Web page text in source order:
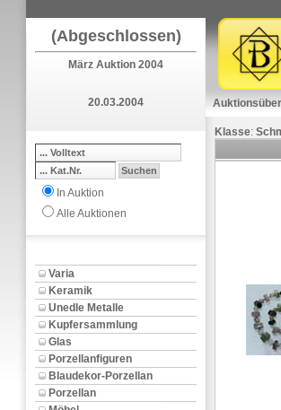
(Abgeschlossen)
März Auktion 2004
20.03.2004
In Auktion
Alle Auktionen
Varia
Keramik
Unedle Metalle
Kupfersammlung
Glas
Porzellanfiguren
Blaudekor-Porzellan
Porzellan
Klasse: